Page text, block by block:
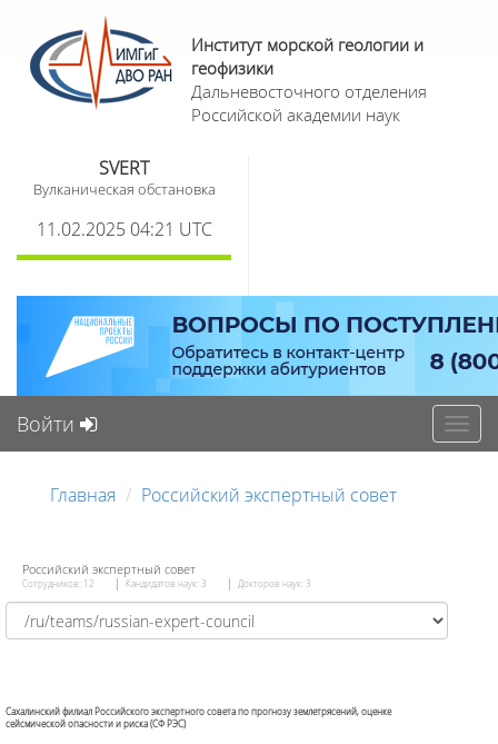
Институт морской геологии и
геофизики
Дальневосточного отделения
Российской академии наук
SVERT
Вулканическая обстановка
11.02.2025 04:21 UTC
Войти
Главная Российский экспертный совет
Российский экспертный совет
Сотрудников: 12 Кандидатов наук: 3 Докторов наук: 3
Сахалинский филиал Российского экспертного совета по прогнозу землетрясений, оценке
сейсмической опасности и риска (СФ РЭС)